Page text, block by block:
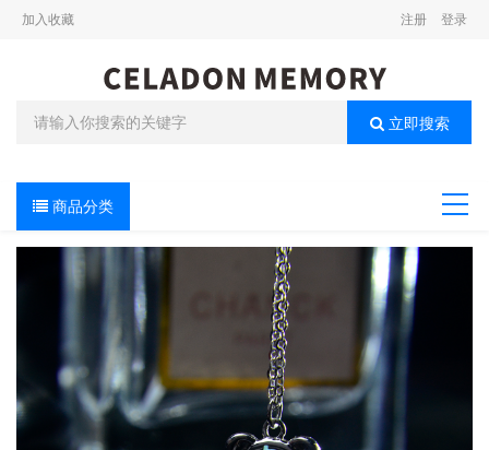
加入收藏 注册 登录
立即搜索
商品分类